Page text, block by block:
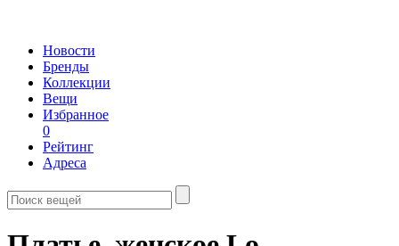
Новости
Бренды
Коллекции
Вещи
Избранное
0
Рейтинг
Адреса